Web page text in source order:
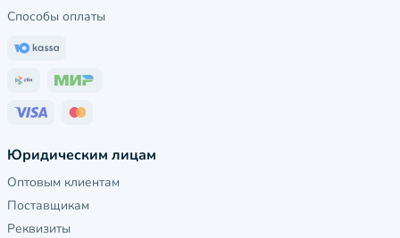
Способы оплаты
Юридическим лицам
Оптовым клиентам
Поставщикам
Реквизиты